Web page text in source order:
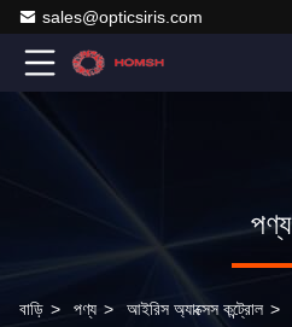
sales@opticsiris.com
পণ্য
বাড়ি > পণ্য > আইরিস অ্যাক্সেস কন্ট্রোল >